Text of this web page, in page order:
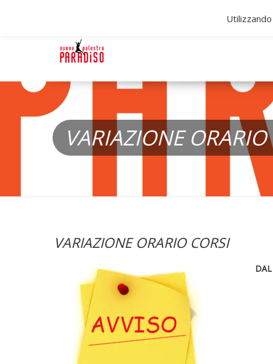
VARIAZIONE
VARIAZIONE ORARIO CORSI